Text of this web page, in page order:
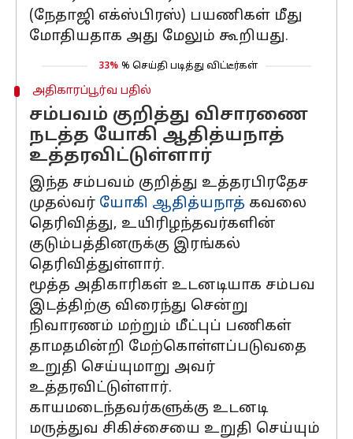
(நேதாஜி எக்ஸ்பிரஸ்) பயணிகள் மீது
மோதியதாக அது மேலும் கூறியது.
33% % செய்தி படித்து விட்டீர்கள்
அதிகாரப்பூர்வ பதில்
சம்பவம் குறித்து விசாரணை
நடத்த யோகி ஆதித்யநாத்
உத்தரவிட்டுள்ளார்
இந்த சம்பவம் குறித்து உத்தரபிரதேச
முதல்வர் யோகி ஆதித்யநாத் கவலை
தெரிவித்து, உயிரிழந்தவர்களின்
குடும்பத்தினருக்கு இரங்கல்
தெரிவித்துள்ளார்.
மூத்த அதிகாரிகள் உடனடியாக சம்பவ
இடத்திற்கு விரைந்து சென்று
நிவாரணம் மற்றும் மீட்புப் பணிகள்
தாமதமின்றி மேற்கொள்ளப்படுவதை
உறுதி செய்யுமாறு அவர்
உத்தரவிட்டுள்ளார்.
காயமடைந்தவர்களுக்கு உடனடி
மருத்துவ சிகிச்சையை உறுதி செய்யும்